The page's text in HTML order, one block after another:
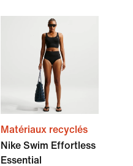
Matériaux recyclés
Nike Swim Effortless
Essential